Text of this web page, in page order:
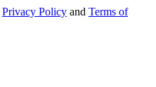
Privacy Policy and Terms of